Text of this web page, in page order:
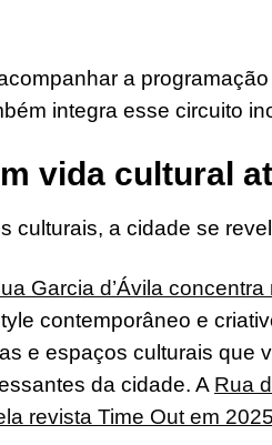
a
integra esse circuito
vida cultural
culturais, a cidade se
Garcia d’Ávila
contemporâneo e
e espaços culturais que
da cidade. A Rua
revista Time Out em